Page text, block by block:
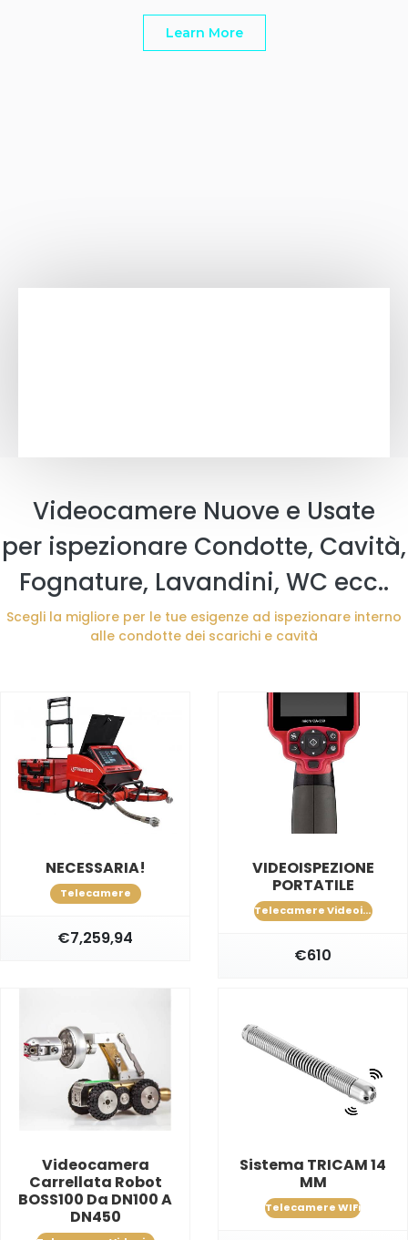
Learn More
Videocamere Nuove e Usate
per ispezionare Condotte, Cavità,
Fognature, Lavandini, WC ecc..
Scegli la migliore per le tue esigenze ad ispezionare interno
alle condotte dei scarichi e cavità
NECESSARIA!
Telecamere
€7,259,94
VIDEOISPEZIONE
PORTATILE
Telecamere Videoispezione Fognature e Condotte
€610
Videocamera
Carrellata Robot
BOSS100 Da DN100 A
DN450
Sistema TRICAM 14
MM
Telecamere WIFi